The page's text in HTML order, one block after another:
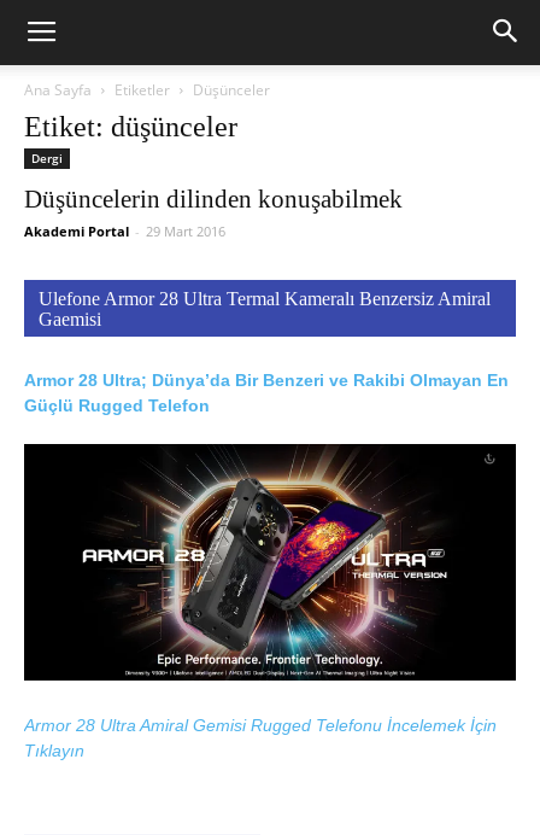
Ana Sayfa Etiketler Düşünceler
Etiket: düşünceler
Dergi
Düşüncelerin dilinden konuşabilmek
Akademi Portal - 29 Mart 2016
Ulefone Armor 28 Ultra Termal Kameralı Benzersiz Amiral
Gaemisi
Armor 28 Ultra; Dünya’da Bir Benzeri ve Rakibi Olmayan En
Güçlü Rugged Telefon
Armor 28 Ultra Amiral Gemisi Rugged Telefonu İncelemek İçin
Tıklayın